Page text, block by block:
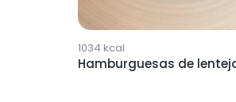
1034 kcal
Hamburguesas de